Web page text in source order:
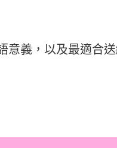
意義，以及最適合